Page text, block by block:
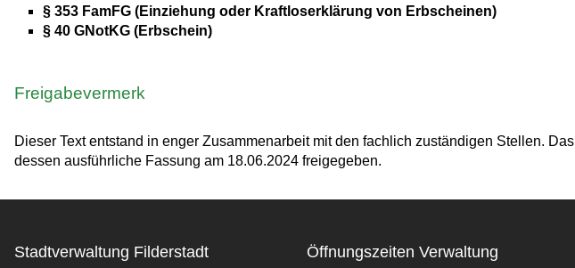
§ 353 FamFG (Einziehung oder Kraftloserklärung von Erbscheinen)
§ 40 GNotKG (Erbschein)
Freigabevermerk
Dieser Text entstand in enger Zusammenarbeit mit den fachlich zuständigen Stellen. Das
dessen ausführliche Fassung am 18.06.2024 freigegeben.
Stadtverwaltung Filderstadt Öffnungszeiten Verwaltung